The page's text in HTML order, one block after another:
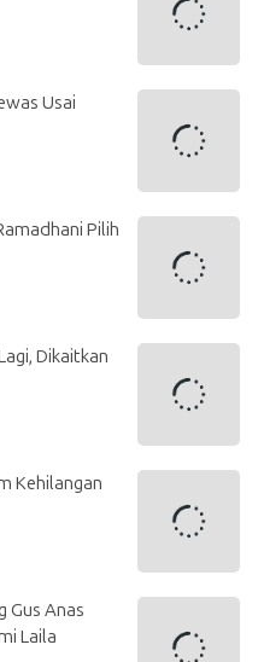
Usai
Pilih
Dikaitkan
Kehilangan
Gus Anas
Laila